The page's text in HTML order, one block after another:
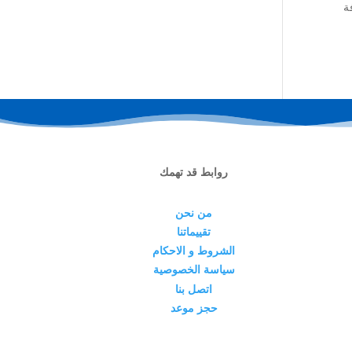
روابط قد تهمك
من نحن
تقييماتنا
الشروط و الاحكام
سياسة الخصوصية
اتصل بنا
حجز موعد